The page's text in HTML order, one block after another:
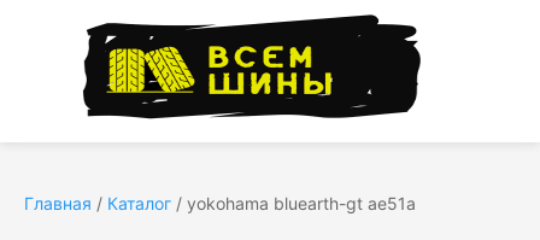
Главная / Каталог / yokohama bluearth-gt ae51a